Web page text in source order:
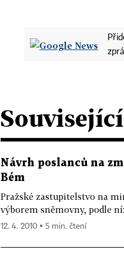
Návrh poslanců na
Bém
Pražské zastupitelstvo na
výborem sněmovny, podle
12. 4. 2010 ▪ 5 min. čtení